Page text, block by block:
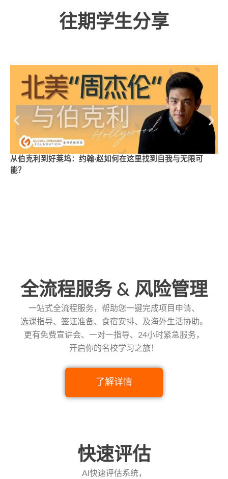
往期学生分享
从伯克利到好莱坞：约翰·赵如何在这里找到自我与无限可
能？
全流程服务 & 风险管理
一站式全流程服务，帮助您一键完成项目申请、
选课指导、签证准备、食宿安排、及海外生活协助。
更有免费宣讲会、一对一指导、24小时紧急服务，
开启你的名校学习之旅！
了解详情
快速评估
AI快速评估系统，